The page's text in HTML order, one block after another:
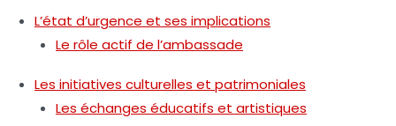
L’état d’urgence et ses implications
Le rôle actif de l’ambassade
Les initiatives culturelles et patrimoniales
Les échanges éducatifs et artistiques